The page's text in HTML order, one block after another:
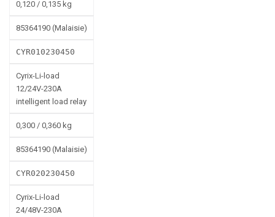
0,120 / 0,135 kg
85364190 (Malaisie)
CYR010230450
Cyrix-Li-load
12/24V-230A
intelligent load relay
0,300 / 0,360 kg
85364190 (Malaisie)
CYR020230450
Cyrix-Li-load
24/48V-230A